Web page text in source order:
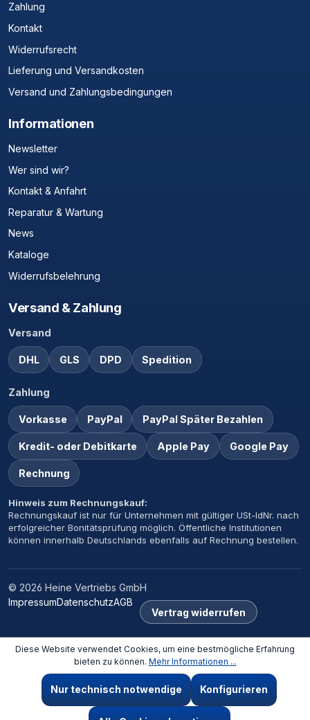
Zahlung
Kontakt
Widerrufsrecht
Lieferung und Versandkosten
Versand und Zahlungsbedingungen
Informationen
Newsletter
Wer sind wir?
Kontakt & Anfahrt
Reparatur & Wartung
News
Kataloge
Widerrufsbelehrung
Versand & Zahlung
Versand
DHL GLS DPD Spedition
Zahlung
Vorkasse PayPal PayPal Später Bezahlen
Kredit- oder Debitkarte Apple Pay Google Pay
Rechnung
Hinweis zum Rechnungskauf:
Rechnungskauf ist nur für Unternehmen mit gültiger USt-IdNr. nach
erfolgreicher Bonitätsprüfung möglich. Öffentliche Institutionen
können innerhalb Deutschlands ebenfalls auf Rechnung bestellen.
© 2026 Heine Vertriebs GmbH
ImpressumDatenschutzAGB
Vertrag widerrufen
Diese Website verwendet Cookies, um eine bestmögliche Erfahrung
bieten zu können. Mehr Informationen ...
Nur technisch notwendige Konfigurieren